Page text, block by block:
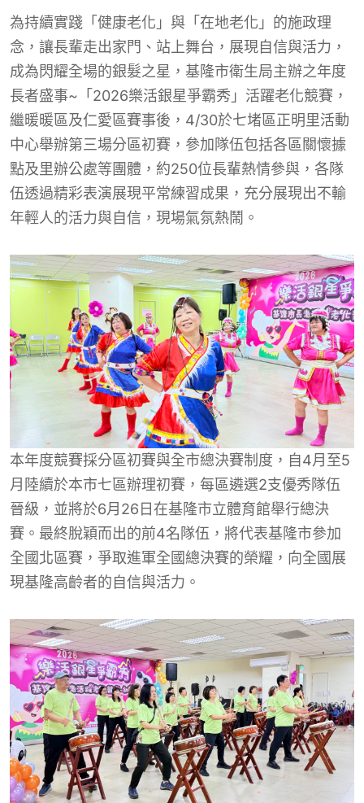
為持續實踐「健康老化」與「在地老化」的施政理
念，讓長輩走出家門、站上舞台，展現自信與活力，
成為閃耀全場的銀髮之星，基隆市衛生局主辦之年度
長者盛事~「2026樂活銀星爭霸秀」活躍老化競賽，
繼暖暖區及仁愛區賽事後，4/30於七堵區正明里活動
中心舉辦第三場分區初賽，參加隊伍包括各區關懷據
點及里辦公處等團體，約250位長輩熱情參與，各隊
伍透過精彩表演展現平常練習成果，充分展現出不輸
年輕人的活力與自信，現場氣氛熱鬧。
本年度競賽採分區初賽與全市總決賽制度，自4月至5
月陸續於本市七區辦理初賽，每區遴選2支優秀隊伍
晉級，並將於6月26日在基隆市立體育館舉行總決
賽。最終脫穎而出的前4名隊伍，將代表基隆市參加
全國北區賽，爭取進軍全國總決賽的榮耀，向全國展
現基隆高齡者的自信與活力。